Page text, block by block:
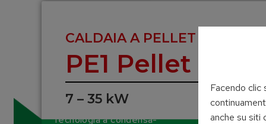
CALDAIA A PELLET
PE1 Pellet
7 – 35 kW
Tecnologia a condensa-
Facendo clic
anche su siti